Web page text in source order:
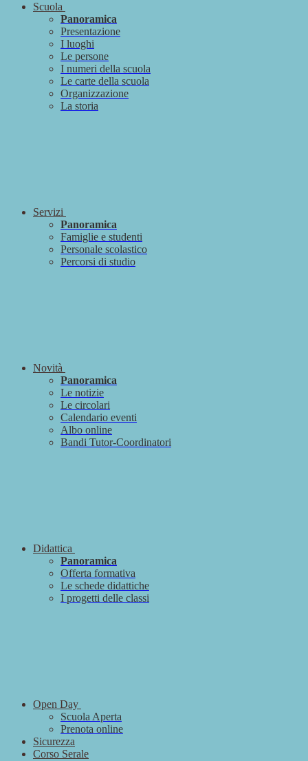
Scuola
Panoramica
Presentazione
I luoghi
Le persone
I numeri della scuola
Le carte della scuola
Organizzazione
La storia
Servizi
Panoramica
Famiglie e studenti
Personale scolastico
Percorsi di studio
Novità
Panoramica
Le notizie
Le circolari
Calendario eventi
Albo online
Bandi Tutor-Coordinatori
Didattica
Panoramica
Offerta formativa
Le schede didattiche
I progetti delle classi
Open Day
Scuola Aperta
Prenota online
Sicurezza
Corso Serale